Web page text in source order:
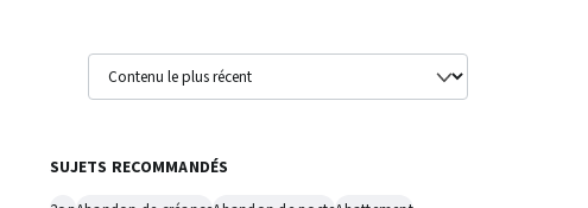
SUJETS RECOMMANDÉS